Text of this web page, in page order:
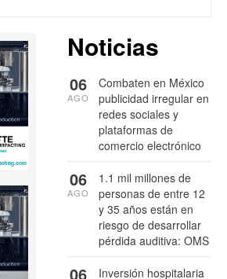
Noticias
Combaten en México
publicidad irregular en
redes sociales y
plataformas de
comercio electrónico
06
AGO
1.1 mil millones de
personas de entre 12
y 35 años están en
riesgo de desarrollar
pérdida auditiva: OMS
06
AGO
Inversión hospitalaria
06